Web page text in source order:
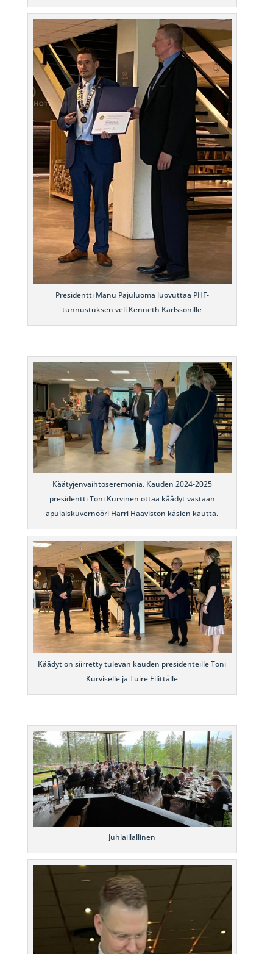
Presidentti Manu Pajuluoma luovuttaa PHF-
tunnustuksen veli Kenneth Karlssonille
Käätyjenvaihtoseremonia. Kauden 2024-2025
presidentti Toni Kurvinen ottaa käädyt vastaan
apulaiskuvernööri Harri Haaviston käsien kautta.
Käädyt on siirretty tulevan kauden presidenteille Toni
Kurviselle ja Tuire Eilittälle
Juhlaillallinen